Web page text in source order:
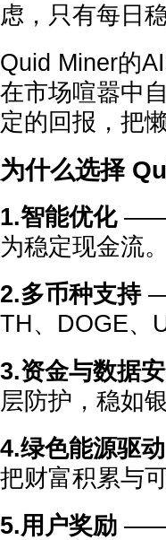
虑，只有每日
Quid Miner的
在市场喧嚣中
定的回报，把
为什么选择
1.智能优化 ——
为稳定现金流。
2.多币种支持
TH、DOGE、
3.资金与数据
层防护，稳如
4.绿色能源驱动
把财富积累与
5.用户奖励 ——